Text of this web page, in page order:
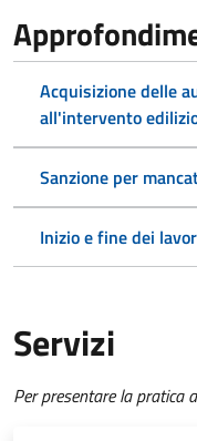
Acquisizione delle
all'intervento
Sanzione per
Inizio e fine dei
Servizi
Per presentare la pratica